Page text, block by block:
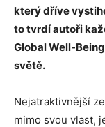
který dříve
to tvrdí autoři
Global Well-
světě.
Nejatraktivnější
mimo svou vlast,